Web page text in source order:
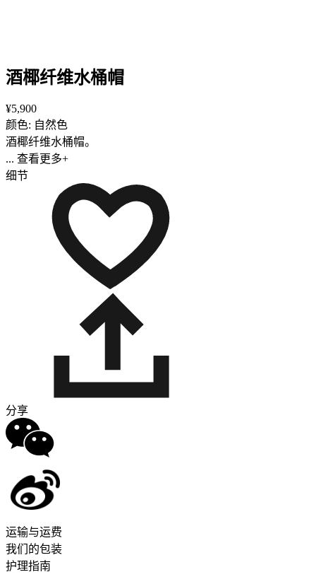
酒椰纤维水桶帽
¥5,900
颜色: 自然色
酒椰纤维水桶帽。
... 查看更多+
细节
分享
运输与运费
我们的包装
护理指南